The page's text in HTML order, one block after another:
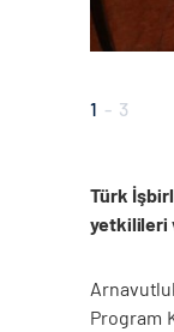
1 - 3
Türk
yetkilileri
Program